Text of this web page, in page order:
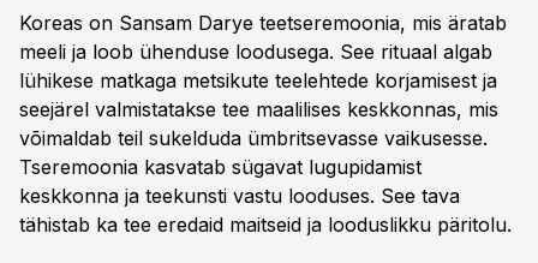
Koreas on Sansam Darye teetseremoonia, mis äratab
meeli ja loob ühenduse loodusega. See rituaal algab
lühikese matkaga metsikute teelehtede korjamisest ja
seejärel valmistatakse tee maalilises keskkonnas, mis
võimaldab teil sukelduda ümbritsevasse vaikusesse.
Tseremoonia kasvatab sügavat lugupidamist
keskkonna ja teekunsti vastu looduses. See tava
tähistab ka tee eredaid maitseid ja looduslikku päritolu.